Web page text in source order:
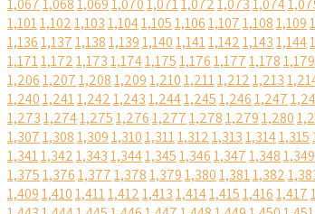
1,0671,0681,0691,0701,0711,0721,0731,074
1,1011,1021,1031,1041,1051,1061,1071,1081,109
1,1361,1371,1381,1391,1401,1411,1421,1431,144
1,1711,1721,1731,1741,1751,1761,1771,1781,179
1,2061,2071,2081,2091,2101,2111,2121,213
1,2401,2411,2421,2431,2441,2451,2461,247
1,2731,2741,2751,2761,2771,2781,2791,280
1,3071,3081,3091,3101,3111,3121,3131,3141,315
1,3411,3421,3431,3441,3451,3461,3471,3481,349
1,3751,3761,3771,3781,3791,3801,3811,382
1,4091,4101,4111,4121,4131,4141,4151,4161,417